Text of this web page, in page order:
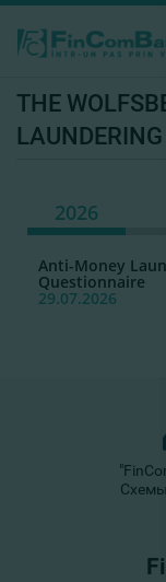
THE
2026
Anti-Money
Questionnaire
29.07.2026